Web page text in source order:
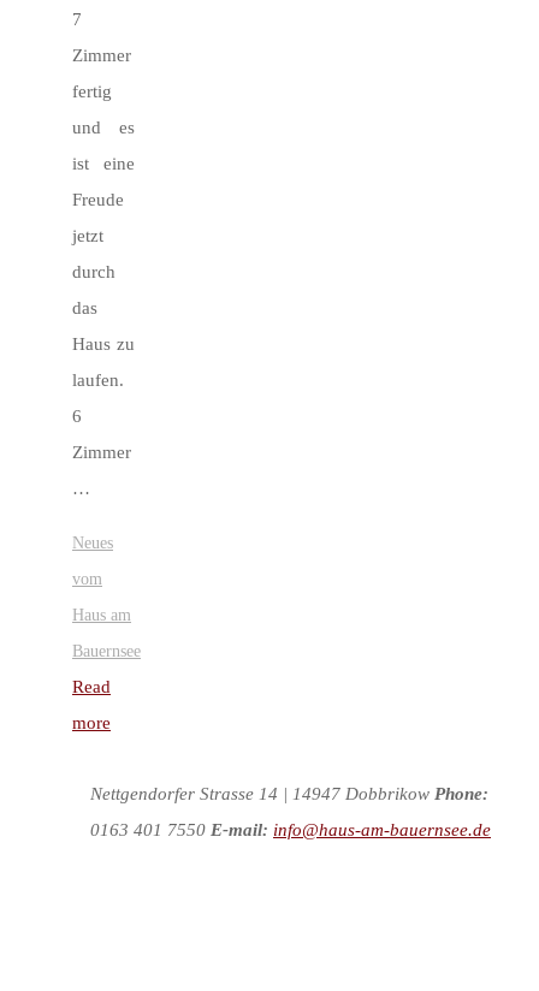
7
Zimmer
fertig
und es
ist eine
Freude
jetzt
durch
das
Haus zu
laufen.
6
Zimmer
…
Neues
vom
Haus am
Bauernsee
Read
more
Nettgendorfer Strasse 14 | 14947 Dobbrikow Phone:
0163 401 7550 E-mail: info@haus-am-bauernsee.de